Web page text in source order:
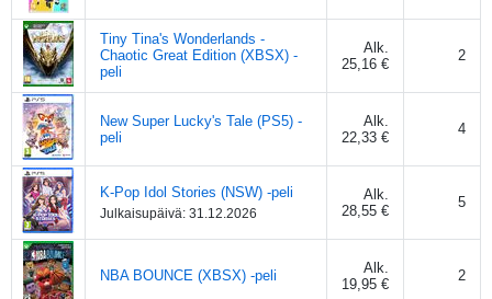
Tiny Tina's Wonderlands -
Chaotic Great Edition (XBSX) -
peli
Alk.
25,16 €
2
New Super Lucky's Tale (PS5) -
peli
Alk.
22,33 €
4
K-Pop Idol Stories (NSW) -peli
Julkaisupäivä: 31.12.2026
Alk.
28,55 €
5
NBA BOUNCE (XBSX) -peli
Alk.
19,95 €
2